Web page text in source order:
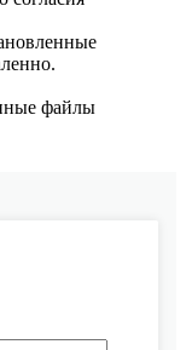
файлы